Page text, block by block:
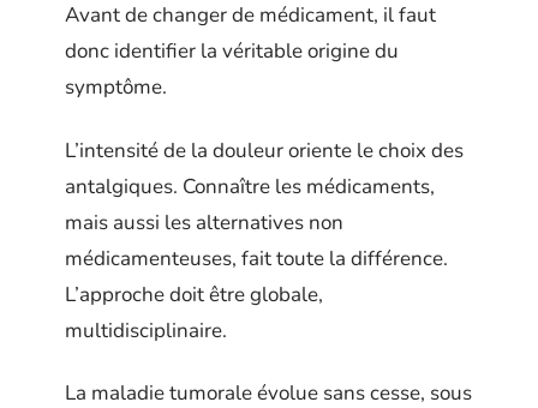
Avant de changer de médicament, il faut
donc identifier la véritable origine du
symptôme.
L’intensité de la douleur oriente le choix des
antalgiques. Connaître les médicaments,
mais aussi les alternatives non
médicamenteuses, fait toute la différence.
L’approche doit être globale,
multidisciplinaire.
La maladie tumorale évolue sans cesse, sous